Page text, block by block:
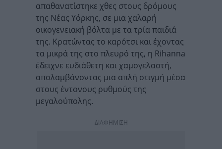
απαθανατίστηκε χθες στους δρόμους
της Νέας Υόρκης, σε μια χαλαρή
οικογενειακή βόλτα με τα τρία παιδιά
της. Κρατώντας το καρότσι και έχοντας
τα μικρά της στο πλευρό της, η Rihanna
έδειχνε ευδιάθετη και χαμογελαστή,
απολαμβάνοντας μια απλή στιγμή μέσα
στους έντονους ρυθμούς της
μεγαλούπολης.
ΔΙΑΦΗΜΙΣΗ